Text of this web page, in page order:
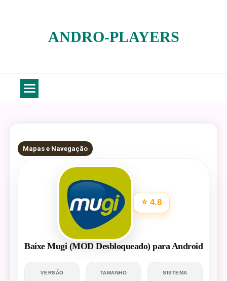
ANDRO-PLAYERS
5 MINS READ
Mapas e Navegação
⭐ 4.8
Baixe Mugi (MOD Desbloqueado) para Android
VERSÃO TAMANHO SISTEMA